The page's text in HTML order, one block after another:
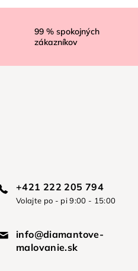
99% spokojných
zákazníkov
+421 222 205 794
Volajte po - pi 9:00 - 15:00
info@diamantove-
malovanie.sk